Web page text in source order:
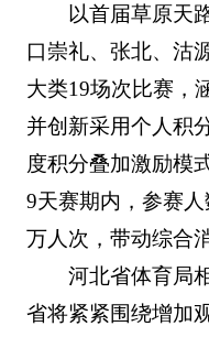
以首届草原天
口崇礼、张北、沽
大类19场次比赛，
并创新采用个人积
度积分叠加激励模
9天赛期内，参赛
万人次，带动综合
河北省体育局
省将紧紧围绕增加